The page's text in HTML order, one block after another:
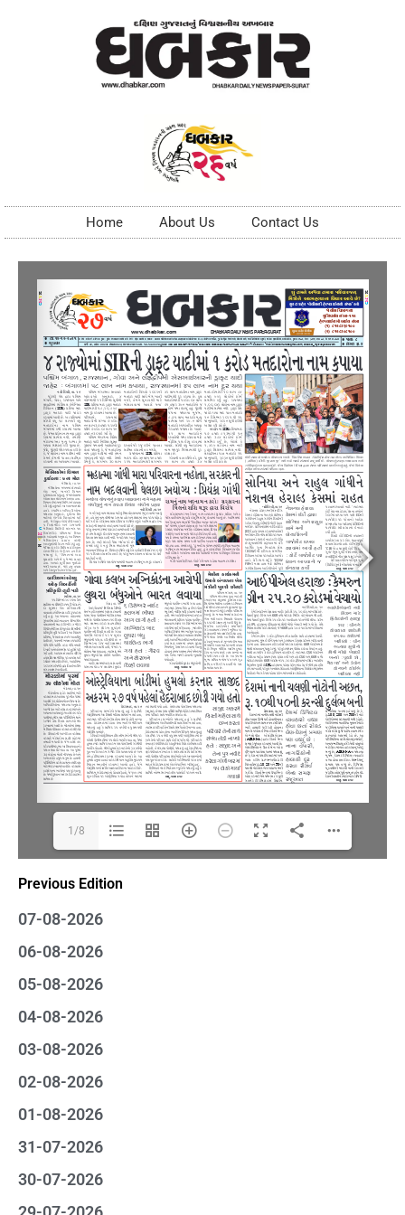
Home About Us Contact Us
Previous Edition
07-08-2026
06-08-2026
05-08-2026
04-08-2026
03-08-2026
02-08-2026
01-08-2026
31-07-2026
30-07-2026
1/8